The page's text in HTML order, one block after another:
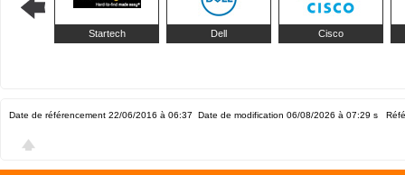
Startech Dell Cisco
Date de référencement 22/06/2016 à 06:37 Date de modification 06/08/2026 à 07:29 s